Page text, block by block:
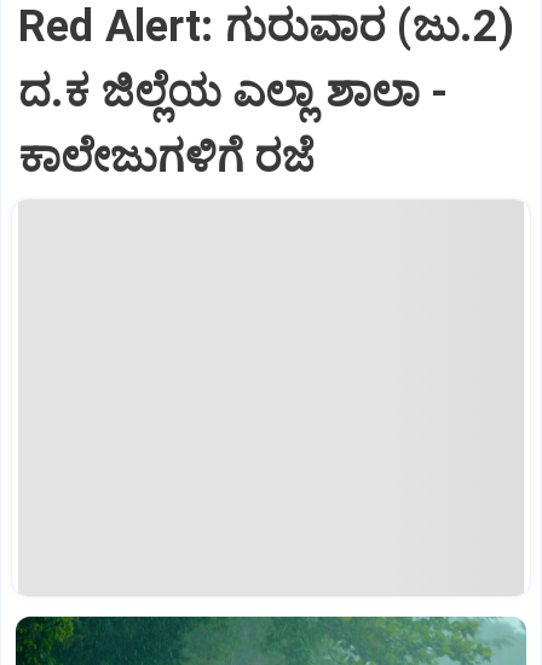
Red Alert: ಗುರುವಾರ (ಜು.2)
ದ.ಕ ಜಿಲ್ಲೆಯ ಎಲ್ಲಾ ಶಾಲಾ -
ಕಾಲೇಜುಗಳಿಗೆ ರಜೆ